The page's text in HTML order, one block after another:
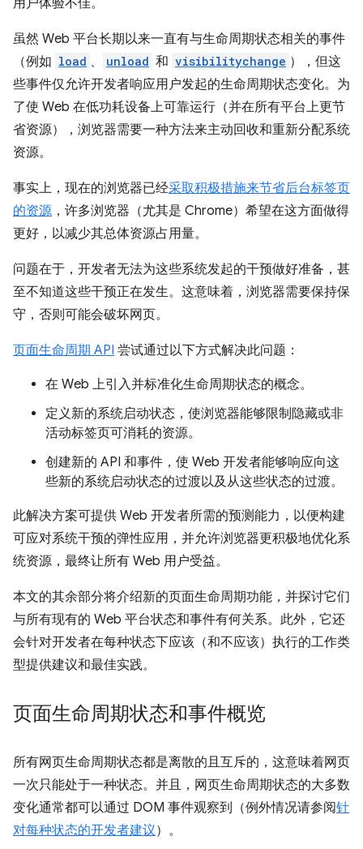
用户体验不佳。
虽然 Web 平台长期以来一直有与生命周期状态相关的事件
（例如 load 、 unload 和 visibilitychange ），但这
些事件仅允许开发者响应用户发起的生命周期状态变化。为
了使 Web 在低功耗设备上可靠运行（并在所有平台上更节
省资源），浏览器需要一种方法来主动回收和重新分配系统
资源。
事实上，现在的浏览器已经采取积极措施来节省后台标签页
的资源 ，许多浏览器（尤其是 Chrome）希望在这方面做得
更好，以减少其总体资源占用量。
问题在于，开发者无法为这些系统发起的干预做好准备，甚
至不知道这些干预正在发生。这意味着，浏览器需要保持保
守，否则可能会破坏网页。
页面生命周期 API 尝试通过以下方式解决此问题：
在 Web 上引入并标准化生命周期状态的概念。
定义新的系统启动状态，使浏览器能够限制隐藏或非
活动标签页可消耗的资源。
创建新的 API 和事件，使 Web 开发者能够响应向这
些新的系统启动状态的过渡以及从这些状态的过渡。
此解决方案可提供 Web 开发者所需的预测能力，以便构建
可应对系统干预的弹性应用，并允许浏览器更积极地优化系
统资源，最终让所有 Web 用户受益。
本文的其余部分将介绍新的页面生命周期功能，并探讨它们
与所有现有的 Web 平台状态和事件有何关系。此外，它还
会针对开发者在每种状态下应该（和不应该）执行的工作类
型提供建议和最佳实践。
页面生命周期状态和事件概览
所有网页生命周期状态都是离散的且互斥的，这意味着网页
一次只能处于一种状态。并且，网页生命周期状态的大多数
变化通常都可以通过 DOM 事件观察到（例外情况请参阅针
对每种状态的开发者建议）。